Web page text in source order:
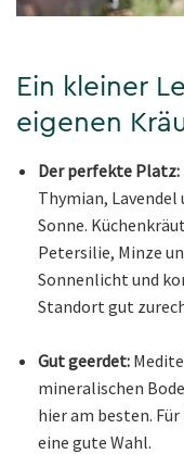
Ein kleiner
eigenen
Der perfekte Platz:
Thymian, Lavendel
Sonne.
Petersilie, Minze
Sonnenlicht und
Standort gut
Gut geerdet:
mineralischen
hier am besten.
eine gute Wahl.